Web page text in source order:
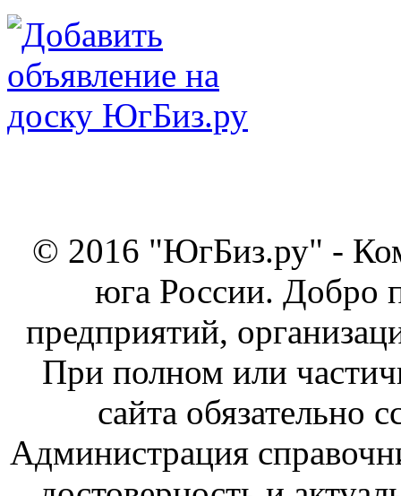
© 2016 "ЮгБиз.ру" -
юга России. Добро
предприятий,
При полном или
сайта обязательно
Администрация